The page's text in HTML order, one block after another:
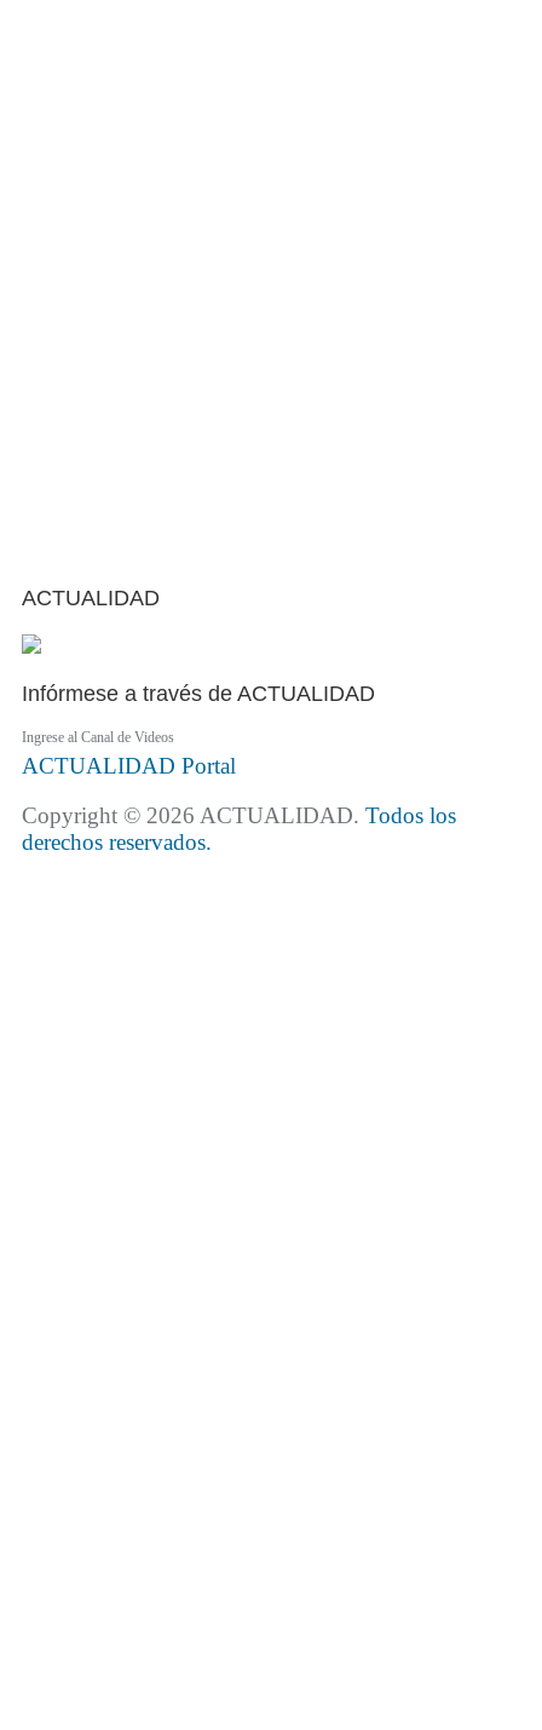
ACTUALIDAD
Infórmese a través de ACTUALIDAD
Ingrese al Canal de Videos
ACTUALIDAD Portal
Copyright © 2026 ACTUALIDAD. Todos los
derechos reservados.